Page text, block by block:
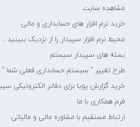
مشاهده سایت
خرید نرم افزار های حسابداری و مالی
محیط نرم افزار سپیدار را از نزدیک ببینید ...
بسته های سپیدار سیستم
طرح تغییر " سیستم حسابداری فعلی شما
خرید گزارش پویا برای دفاتر الکترونیکی
فرم همکاری با ما
ارتباط مستقیم با مشاوره مالی و مالیاتی